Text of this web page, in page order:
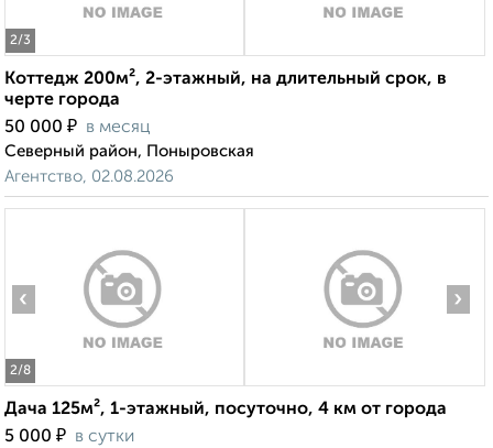
2/3
Коттедж 200м², 2-этажный, на длительный срок, в
черте города
50 000 ₽ в месяц
Северный район, Поныровская
Агентство, 02.08.2026
2/8
‹ ›
Дача 125м², 1-этажный, посуточно, 4 км от города
5 000 ₽ в сутки